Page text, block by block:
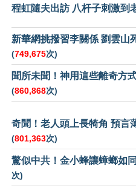
程虹隨夫出訪 八杆子刺激到
新華網挑撥習李關係 劉雲山
(749,675次)
聞所未聞！神用這些離奇方
(860,868次)
奇聞！老人頭上長犄角 預言
(801,363次)
驚似中共！金小蜂讓蟑螂如
次)